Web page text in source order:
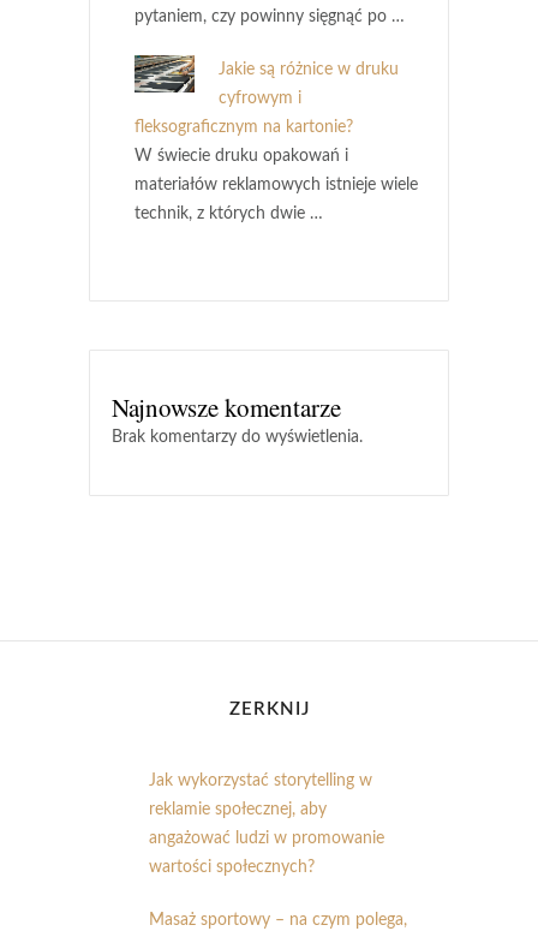
pytaniem, czy powinny sięgnąć po …
Jakie są różnice w druku
cyfrowym i
fleksograficznym na kartonie?
W świecie druku opakowań i
materiałów reklamowych istnieje wiele
technik, z których dwie …
Najnowsze komentarze
Brak komentarzy do wyświetlenia.
ZERKNIJ
Jak wykorzystać storytelling w
reklamie społecznej, aby
angażować ludzi w promowanie
wartości społecznych?
Masaż sportowy – na czym polega,